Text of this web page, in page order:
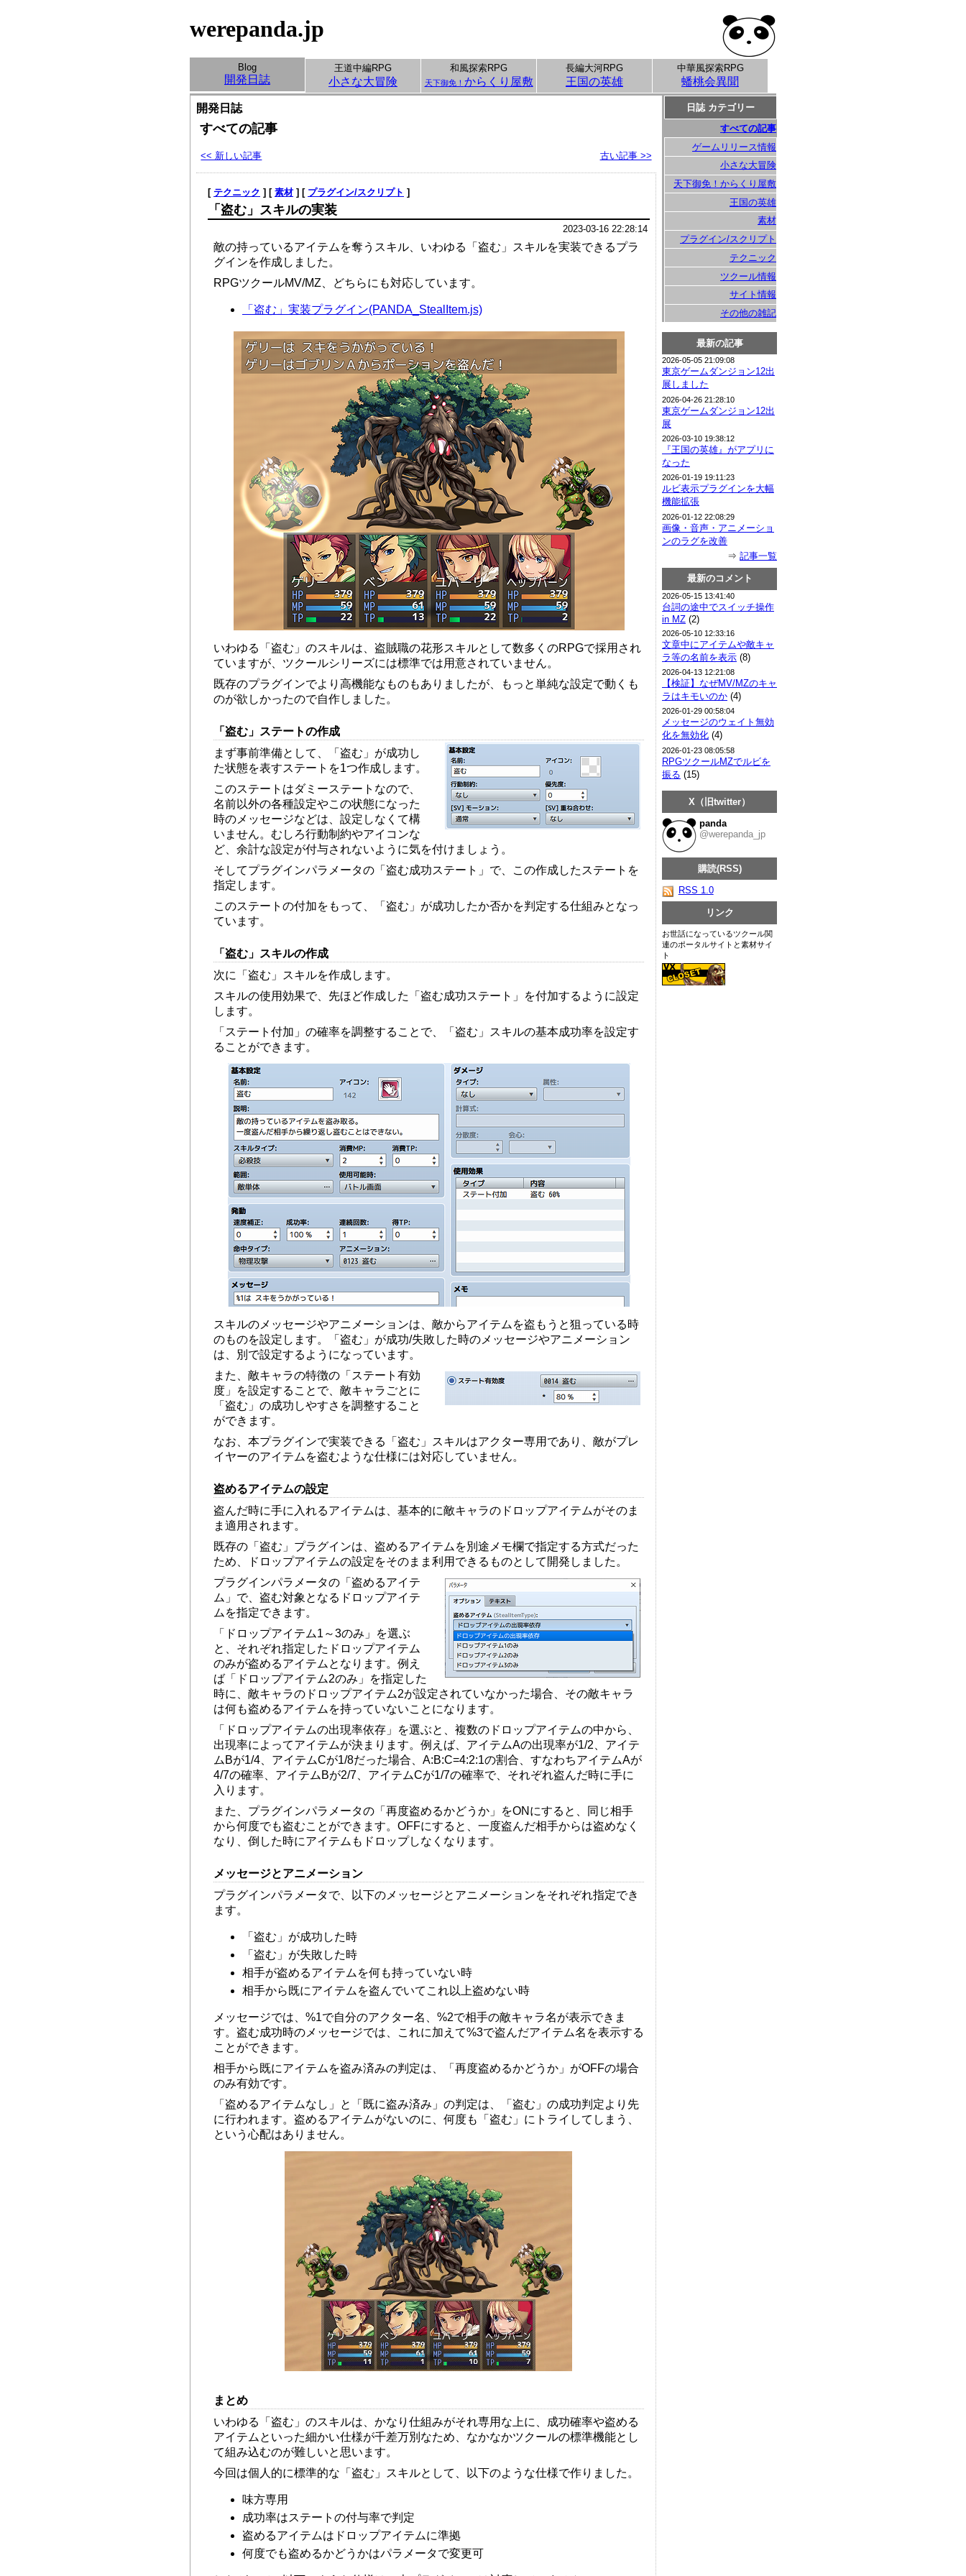
werepanda.jp
Blog
開発日誌
王道中編RPG
小さな大冒険
和風探索RPG
天下御免！ からくり屋敷
長編大河RPG
王国の英雄
中華風探索RPG
蟠桃会異聞
開発日誌
すべての記事
<< 新しい記事 古い記事 >>
[ テクニック ] [ 素材] [ プラグイン/スクリプト ]
「盗む」スキルの実装
2023-03-16 22:28:14
敵の持っているアイテムを奪うスキル、いわゆる「盗む」スキルを実装できるプラ
グインを作成しました。
RPGツクールMV/MZ、どちらにも対応しています。
「盗む」実装プラグイン(PANDA_StealItem.js)
いわゆる「盗む」のスキルは、盗賊職の花形スキルとして数多くのRPGで採用され
ていますが、ツクールシリーズには標準では用意されていません。
既存のプラグインでより高機能なものもありましたが、もっと単純な設定で動くも
のが欲しかったので自作しました。
「盗む」ステートの作成
まず事前準備として、「盗む」が成功し
た状態を表すステートを1つ作成します。
このステートはダミーステートなので、
名前以外の各種設定やこの状態になった
時のメッセージなどは、設定しなくて構
いません。むしろ行動制約やアイコンな
ど、余計な設定が付与されないように気を付けましょう。
そしてプラグインパラメータの「盗む成功ステート」で、この作成したステートを
指定します。
このステートの付加をもって、「盗む」が成功したか否かを判定する仕組みとなっ
ています。
「盗む」スキルの作成
次に「盗む」スキルを作成します。
スキルの使用効果で、先ほど作成した「盗む成功ステート」を付加するように設定
します。
「ステート付加」の確率を調整することで、「盗む」スキルの基本成功率を設定す
ることができます。
スキルのメッセージやアニメーションは、敵からアイテムを盗もうと狙っている時
のものを設定します。「盗む」が成功/失敗した時のメッセージやアニメーション
は、別で設定するようになっています。
また、敵キャラの特徴の「ステート有効
度」を設定することで、敵キャラごとに
「盗む」の成功しやすさを調整すること
ができます。
なお、本プラグインで実装できる「盗む」スキルはアクター専用であり、敵がプレ
イヤーのアイテムを盗むような仕様には対応していません。
盗めるアイテムの設定
盗んだ時に手に入れるアイテムは、基本的に敵キャラのドロップアイテムがそのま
ま適用されます。
既存の「盗む」プラグインは、盗めるアイテムを別途メモ欄で指定する方式だった
ため、ドロップアイテムの設定をそのまま利用できるものとして開発しました。
プラグインパラメータの「盗めるアイテ
ム」で、盗む対象となるドロップアイテ
ムを指定できます。
「ドロップアイテム1～3のみ」を選ぶ
と、それぞれ指定したドロップアイテム
のみが盗めるアイテムとなります。例え
ば「ドロップアイテム2のみ」を指定した
時に、敵キャラのドロップアイテム2が設定されていなかった場合、その敵キャラ
は何も盗めるアイテムを持っていないことになります。
「ドロップアイテムの出現率依存」を選ぶと、複数のドロップアイテムの中から、
出現率によってアイテムが決まります。例えば、アイテムAの出現率が1/2、アイテ
ムBが1/4、アイテムCが1/8だった場合、A:B:C=4:2:1の割合、すなわちアイテムAが
4/7の確率、アイテムBが2/7、アイテムCが1/7の確率で、それぞれ盗んだ時に手に
入ります。
また、プラグインパラメータの「再度盗めるかどうか」をONにすると、同じ相手
から何度でも盗むことができます。OFFにすると、一度盗んだ相手からは盗めなく
なり、倒した時にアイテムもドロップしなくなります。
メッセージとアニメーション
プラグインパラメータで、以下のメッセージとアニメーションをそれぞれ指定でき
ます。
「盗む」が成功した時
「盗む」が失敗した時
相手が盗めるアイテムを何も持っていない時
相手から既にアイテムを盗んでいてこれ以上盗めない時
メッセージでは、%1で自分のアクター名、%2で相手の敵キャラ名が表示できま
す。盗む成功時のメッセージでは、これに加えて%3で盗んだアイテム名を表示する
ことができます。
相手から既にアイテムを盗み済みの判定は、「再度盗めるかどうか」がOFFの場合
のみ有効です。
「盗めるアイテムなし」と「既に盗み済み」の判定は、「盗む」の成功判定より先
に行われます。盗めるアイテムがないのに、何度も「盗む」にトライしてしまう、
という心配はありません。
まとめ
いわゆる「盗む」のスキルは、かなり仕組みがそれ専用な上に、成功確率や盗める
アイテムといった細かい仕様が千差万別なため、なかなかツクールの標準機能とし
て組み込むのが難しいと思います。
今回は個人的に標準的な「盗む」スキルとして、以下のような仕様で作りました。
味方専用
成功率はステートの付与率で判定
盗めるアイテムはドロップアイテムに準拠
何度でも盗めるかどうかはパラメータで変更可
日誌 カテゴリー
すべての記事
ゲームリリース情報
小さな大冒険
天下御免！からくり屋敷
王国の英雄
素材
プラグイン/スクリプト
テクニック
ツクール情報
サイト情報
その他の雑記
最新の記事
2026-05-05 21:09:08
東京ゲームダンジョン12出
展しました
2026-04-26 21:28:10
東京ゲームダンジョン12出
展
2026-03-10 19:38:12
『王国の英雄』がアプリに
なった
2026-01-19 19:11:23
ルビ表示プラグインを大幅
機能拡張
2026-01-12 22:08:29
画像・音声・アニメーショ
ンのラグを改善
⇒ 記事一覧
最新のコメント
2026-05-15 13:41:40
台詞の途中でスイッチ操作
in MZ (2)
2026-05-10 12:33:16
文章中にアイテムや敵キャ
ラ等の名前を表示 (8)
2026-04-13 12:21:08
【検証】なぜMV/MZのキャ
ラはキモいのか (4)
2026-01-29 00:58:04
メッセージのウェイト無効
化を無効化 (4)
2026-01-23 08:05:58
RPGツクールMZでルビを
振る (15)
X（旧twitter）
panda
@werepanda_jp
購読(RSS)
RSS 1.0
リンク
お世話になっているツクール関
連のポータルサイトと素材サイ
ト